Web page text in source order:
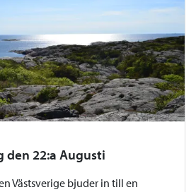
den 22:a Augusti
Västsverige bjuder in till en